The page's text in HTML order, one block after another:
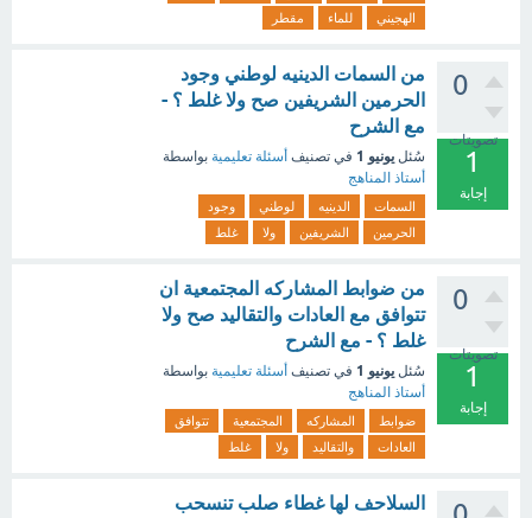
الهجيني
للماء مقطر
0
تصويتات
1
إجابة
من السمات الدينيه لوطني وجود
الحرمين الشريفين صح ولا غلط ؟ -
مع الشرح
سُئل يونيو 1 في تصنيف أسئلة تعليمية بواسطة
أستاذ المناهج
السمات الدينيه لوطني
وجود
الحرمين
الشريفين ولا غلط
0
تصويتات
1
إجابة
من ضوابط المشاركه المجتمعية ان
تتوافق مع العادات والتقاليد صح ولا
غلط ؟ - مع الشرح
سُئل يونيو 1 في تصنيف أسئلة تعليمية بواسطة
أستاذ المناهج
ضوابط المشاركه المجتمعية
تتوافق
العادات
والتقاليد ولا غلط
السلاحف لها غطاء صلب تنسحب